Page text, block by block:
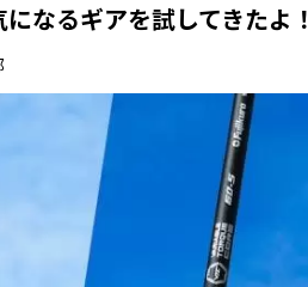
なるギアを試してきたよ！